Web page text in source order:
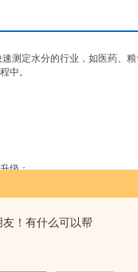
！有什么可以帮
测定水分的行业，如医药、
中。
级；